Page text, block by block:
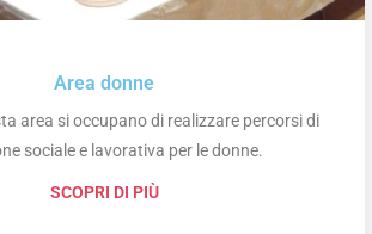
Area donne
area si occupano di realizzare percorsi di
sociale e lavorativa per le donne.
SCOPRI DI PIÙ